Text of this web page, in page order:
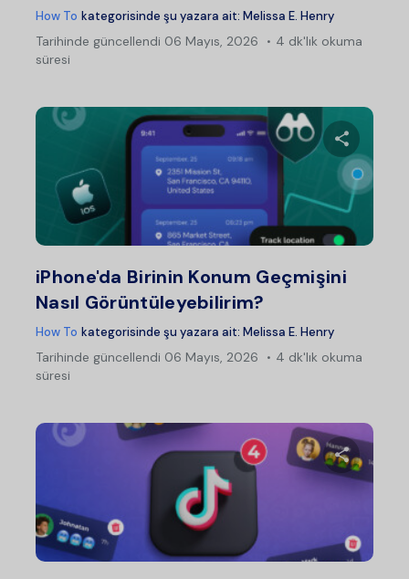
How To kategorisinde şu yazara ait: Melissa E. Henry
Tarihinde güncellendi 06 Mayıs, 2026
4 dk'lık okuma
süresi
Bu
iPhone'da Birinin Konum Geçmişini
Nasıl Görüntüleyebilirim?
How To kategorisinde şu yazara ait: Melissa E. Henry
Tarihinde güncellendi 06 Mayıs, 2026
4 dk'lık okuma
süresi
Bu